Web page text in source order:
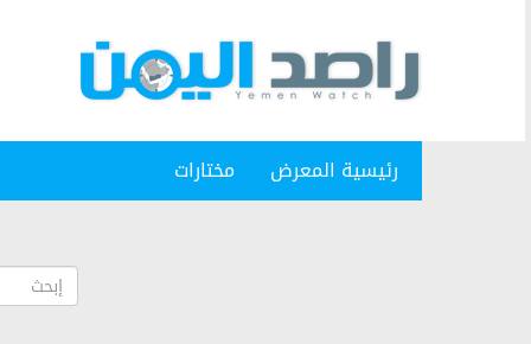
رئيسية المعرض مختارات